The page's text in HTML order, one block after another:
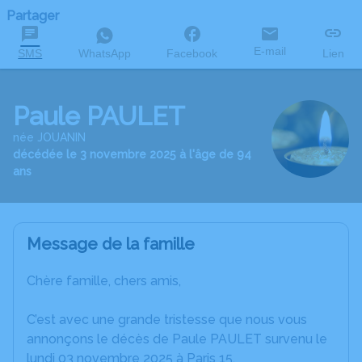
Partager
SMS WhatsApp Facebook E-mail Lien
Paule PAULET
née JOUANIN
décédée le 3 novembre 2025 à l'âge de 94
ans
Message de la famille
Chère famille, chers amis,
C’est avec une grande tristesse que nous vous
annonçons le décès de Paule PAULET survenu le
lundi 03 novembre 2025 à Paris 15.